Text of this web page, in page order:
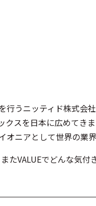
うニッティド株式会
スを日本に広めてき
ニアとして世界の業界
たVALUEでどんな気